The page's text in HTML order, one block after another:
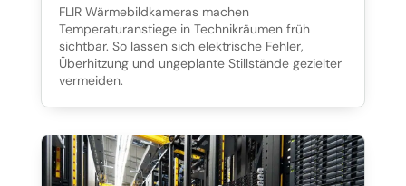
FLIR Wärmebildkameras machen
Temperaturanstiege in Technikräumen früh
sichtbar. So lassen sich elektrische Fehler,
Überhitzung und ungeplante Stillstände gezielter
vermeiden.